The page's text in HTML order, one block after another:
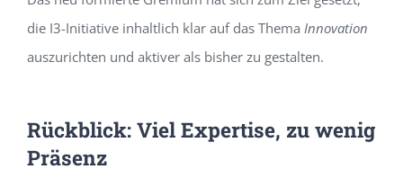
die I3-Initiative inhaltlich klar auf das Thema Innovation
auszurichten und aktiver als bisher zu gestalten.
Rückblick: Viel Expertise, zu wenig
Präsenz